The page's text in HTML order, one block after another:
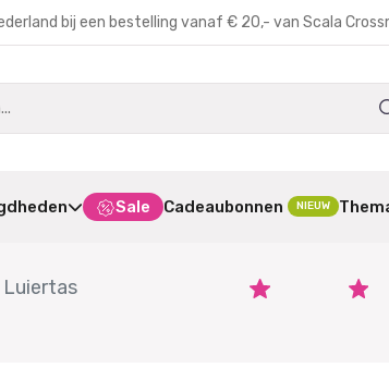
bij een bestelling vanaf € 20,- van Scala
Sale Cadeaubonnen NIEUW